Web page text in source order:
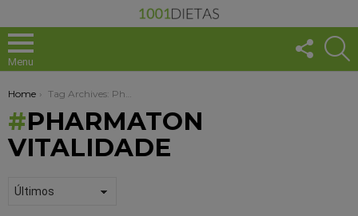
Menu
US
You are here:
Home Tag Archives: Pharmaton Vitalidade
PHARMATON
VITALIDADE